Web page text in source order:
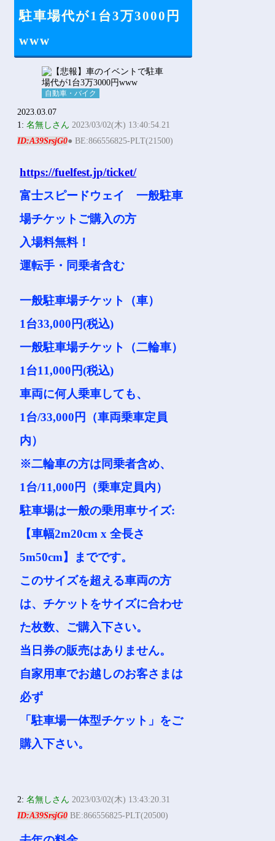
Powered by livedoor 相互RSS
駐車場代が1台3万3000円
www
自動車・バイク
2023.03.07
1:名無しさん 2023/03/02(木) 13:40:54.21
ID:A39SrsjG0● BE:866556825-PLT(21500)
https://fuelfest.jp/ticket/
富士スピードウェイ 一般駐車
場チケットご購入の方
入場料無料！
運転手・同乗者含む
一般駐車場チケット（車）
1台33,000円(税込)
一般駐車場チケット（二輪車）
1台11,000円(税込)
車両に何人乗車しても、
1台/33,000円（車両乗車定員
内）
※二輪車の方は同乗者含め、
1台/11,000円（乗車定員内）
駐車場は一般の乗用車サイズ:
【車幅2m20cm x 全長さ
5m50cm】までです。
このサイズを超える車両の方
は、チケットをサイズに合わせ
た枚数、ご購入下さい。
当日券の販売はありません。
自家用車でお越しのお客さまは
必ず
「駐車場一体型チケット」をご
購入下さい。
2:名無しさん 2023/03/02(木) 13:43:20.31
ID:A39SrsjG0 BE:866556825-PLT(20500)